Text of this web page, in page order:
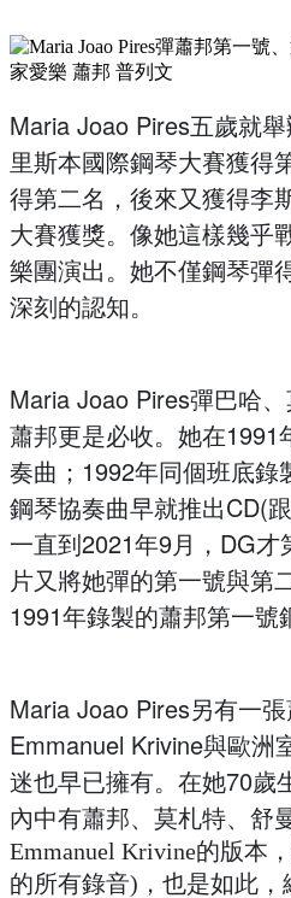
Maria Joao Pires五歲就
里斯本國際鋼琴大賽獲得
得第二名，後來又獲得李
大賽獲獎。像她這樣幾乎
樂團演出。她不僅鋼琴彈
深刻的認知。
Maria Joao Pires彈巴哈
蕭邦更是必收。她在
奏曲；1992年同個班底
鋼琴協奏曲早就推出CD(
一直到2021年9月，DG
片又將她彈的第一號與第
1991年錄製的蕭邦第一號
Maria Joao Pires另有一
Emmanuel Krivine與歐洲
迷也早已擁有。在她70歲
內中有蕭邦、莫札特、舒
Emmanuel Krivine的版本
的所有錄音)，也是如此，